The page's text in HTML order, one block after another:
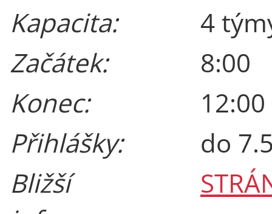
Kapacita:
4
Začátek:
8:00
Konec:
12:00
Přihlášky:
do
Bližší